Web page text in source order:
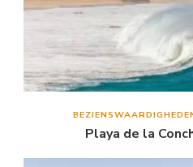
Playa de la